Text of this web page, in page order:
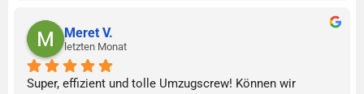
Meret V.
letzten Monat
Super, effizient und tolle Umzugscrew! Können wir